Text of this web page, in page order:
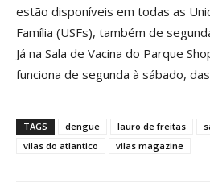
estão disponíveis em todas as
Família (USFs), também de
Já na Sala de Vacina do Parque
funciona de segunda à sábado,
TAGS dengue lauro de freitas
vilas do atlantico
vilas magazine